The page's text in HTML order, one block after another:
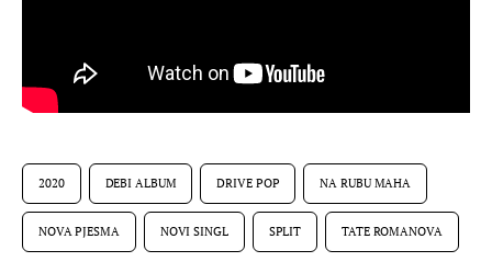
2020 DEBI ALBUM DRIVE POP NA RUBU MAHA
NOVA PJESMA NOVI SINGL SPLIT TATE ROMANOVA